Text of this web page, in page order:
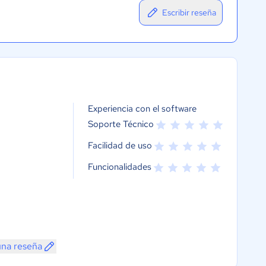
Escribir reseña
Experiencia con el software
Soporte Técnico
Facilidad de uso
Funcionalidades
reseña